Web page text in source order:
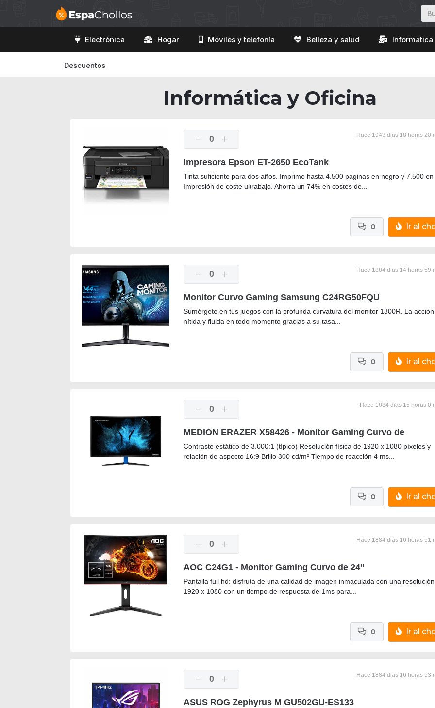
Electrónica Hogar Móviles y telefonía Belleza y salud
Descuentos
Informática y Oficina
0 Hace 1943 dias 18 horas 20
Impresora Epson ET-2650 EcoTank
Tinta suficiente para dos años. Imprime hasta 4.500 páginas en negro y 7.500
Impresión de coste ultrabajo. Ahorra un 74% en costes de...
Ir al
0
0 Hace 1884 dias 14 horas 59
Monitor Curvo Gaming Samsung C24RG50FQU
Sumérgete en tus juegos con la profunda curvatura del monitor 1800R. La
nítida y fluida en todo momento gracias a su tasa...
Ir al
0
0 Hace 1884 dias 15 horas 0
MEDION ERAZER X58426 - Monitor Gaming Curvo de
Contraste estático de 3.000:1 (típico) Resolución física de 1920 x 1080 píxeles y
relación de aspecto 16:9 Brillo 300 cd/m² Tiempo de reacción 4 ms...
Ir al
0
0 Hace 1884 dias 16 horas 51
AOC C24G1 - Monitor Gaming Curvo de 24”
Pantalla full hd: disfruta de una calidad de imagen inmaculada con una
1920 x 1080 con un tiempo de respuesta de 1ms para...
Ir al
0
0 Hace 1884 dias 16 horas 53
ASUS ROG Zephyrus M GU502GU-ES133